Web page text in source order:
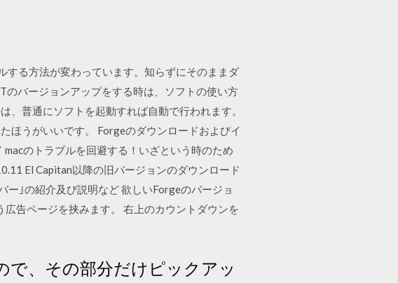
する方法が変わっています。知らずにそのままダ
バージョンアップをする時は、ソフトの使い方
普通にソフトを起動すれば自動で行われます。
ほうがいいです。 Forgeのダウンロードおよびイ
のトラブルを回避する！いざという時のため
El Capitan以降の旧バージョンのダウンロード
｣の紹介及び説明など 欲しいForgeのバージョ
告ページを挟みます。 右上のカウントダウンを
で、その部分だけピックアッ